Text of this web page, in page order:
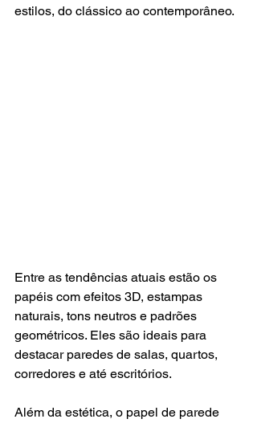
estilos, do clássico ao contemporâneo.
Entre as tendências atuais estão os
papéis com efeitos 3D, estampas
naturais, tons neutros e padrões
geométricos. Eles são ideais para
destacar paredes de salas, quartos,
corredores e até escritórios.
Além da estética, o papel de parede